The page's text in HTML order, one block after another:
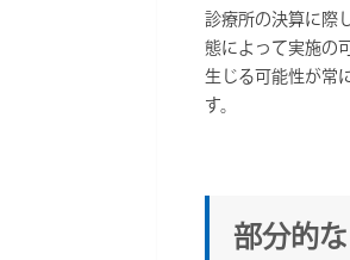
診療所の決算に際
態によって実施の
生じる可能性が常
す。
部分的